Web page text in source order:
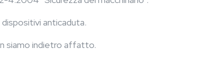
dispositivi anticaduta.
siamo indietro affatto.